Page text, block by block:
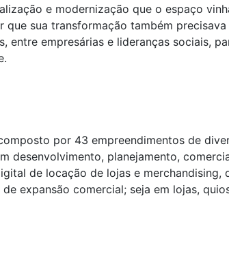
e modernização que o espaço
sua transformação também
entre empresárias e lideranças sociais,
por 43 empreendimentos de
desenvolvimento, planejamento,
de locação de lojas e merchandising,
expansão comercial; seja em lojas,